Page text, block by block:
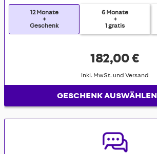
12 Monate
+
Geschenk
6 Monate
+
1 gratis
182,00 €
inkl. MwSt. und Versand
GESCHENK AUSWÄHLEN